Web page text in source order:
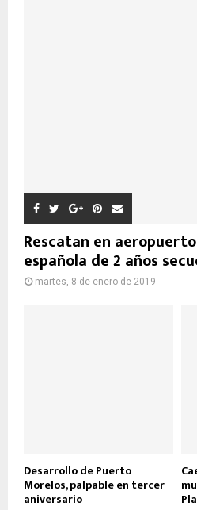
Rescatan en
española de 2 años
martes, 8 de enero de 2019
Desarrollo de Puerto
Morelos, palpable en tercer
aniversario